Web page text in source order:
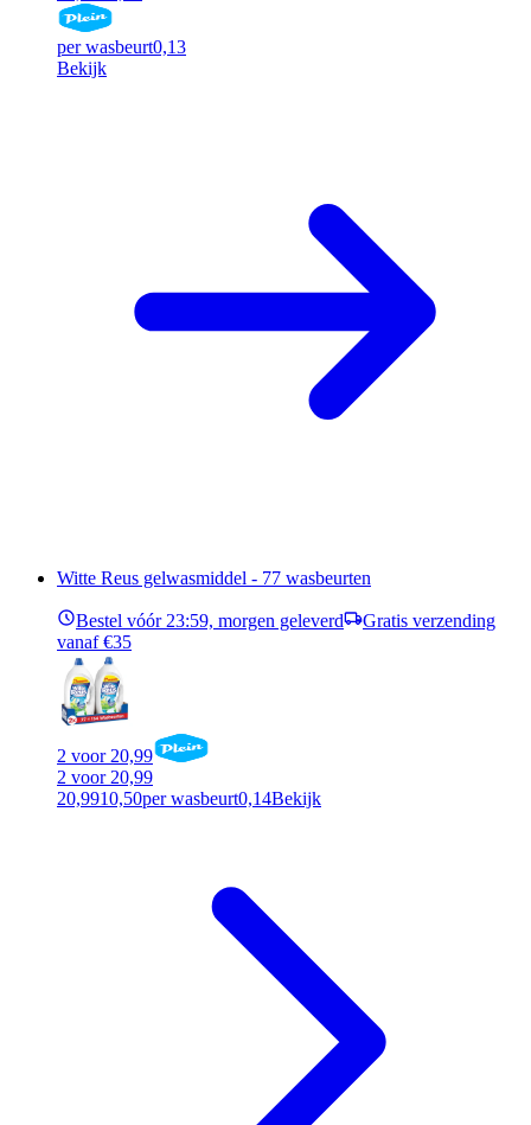
per wasbeurt0,13
Bekijk
Witte Reus gelwasmiddel - 77 wasbeurten
Bestel vóór 23:59, morgen geleverd
Gratis verzending
vanaf €35
2 voor 20,99
2 voor 20,99
20,9910,50per wasbeurt0,14Bekijk